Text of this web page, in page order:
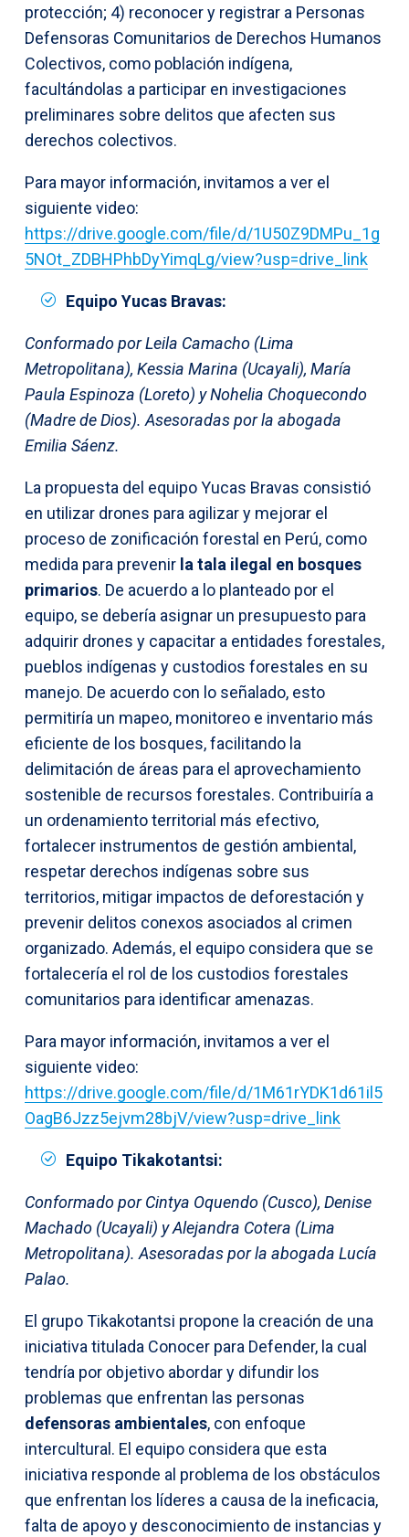
protección; 4) reconocer y registrar a Personas
Defensoras Comunitarios de Derechos Humanos
Colectivos, como población indígena,
facultándolas a participar en investigaciones
preliminares sobre delitos que afecten sus
derechos colectivos.
Para mayor información, invitamos a ver el
siguiente video:
https://drive.google.com/file/d/1U50Z9DMPu_1g
5NOt_ZDBHPhbDyYimqLg/view?usp=drive_link
Equipo Yucas Bravas:
Conformado por Leila Camacho (Lima
Metropolitana), Kessia Marina (Ucayali), María
Paula Espinoza (Loreto) y Nohelia Choquecondo
(Madre de Dios). Asesoradas por la abogada
Emilia Sáenz.
La propuesta del equipo Yucas Bravas consistió
en utilizar drones para agilizar y mejorar el
proceso de zonificación forestal en Perú, como
medida para prevenir la tala ilegal en bosques
primarios. De acuerdo a lo planteado por el
equipo, se debería asignar un presupuesto para
adquirir drones y capacitar a entidades forestales,
pueblos indígenas y custodios forestales en su
manejo. De acuerdo con lo señalado, esto
permitiría un mapeo, monitoreo e inventario más
eficiente de los bosques, facilitando la
delimitación de áreas para el aprovechamiento
sostenible de recursos forestales. Contribuiría a
un ordenamiento territorial más efectivo,
fortalecer instrumentos de gestión ambiental,
respetar derechos indígenas sobre sus
territorios, mitigar impactos de deforestación y
prevenir delitos conexos asociados al crimen
organizado. Además, el equipo considera que se
fortalecería el rol de los custodios forestales
comunitarios para identificar amenazas.
Para mayor información, invitamos a ver el
siguiente video:
https://drive.google.com/file/d/1M61rYDK1d61il5
OagB6Jzz5ejvm28bjV/view?usp=drive_link
Equipo Tikakotantsi:
Conformado por Cintya Oquendo (Cusco), Denise
Machado (Ucayali) y Alejandra Cotera (Lima
Metropolitana). Asesoradas por la abogada Lucía
Palao.
El grupo Tikakotantsi propone la creación de una
iniciativa titulada Conocer para Defender, la cual
tendría por objetivo abordar y difundir los
problemas que enfrentan las personas
defensoras ambientales, con enfoque
intercultural. El equipo considera que esta
iniciativa responde al problema de los obstáculos
que enfrentan los líderes a causa de la ineficacia,
falta de apoyo y desconocimiento de instancias y